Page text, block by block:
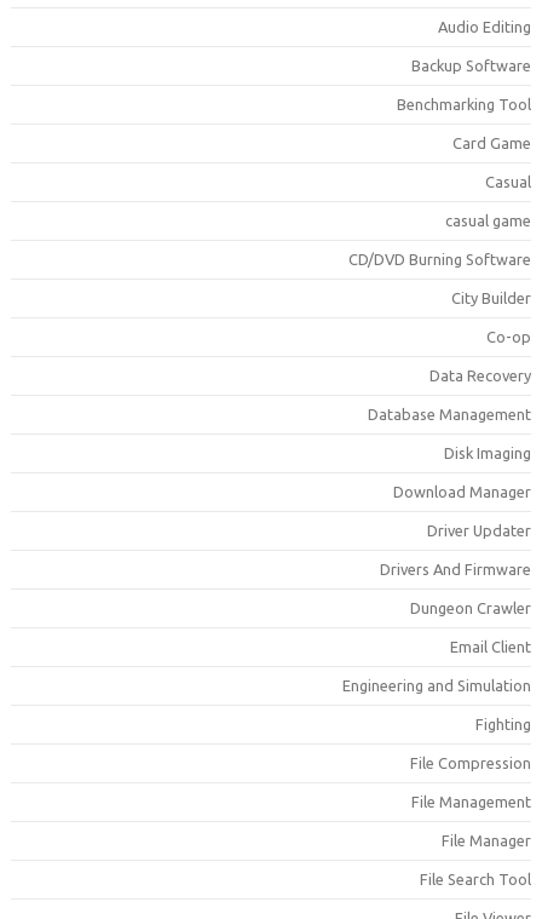
Audio
Backup
Benchmarking
Card
casual
CD/DVD Burning
City
Co-
Data
Database
Disk
Download
Driver
Drivers And
Dungeon
Email
Engineering and
File
File
File
File Search